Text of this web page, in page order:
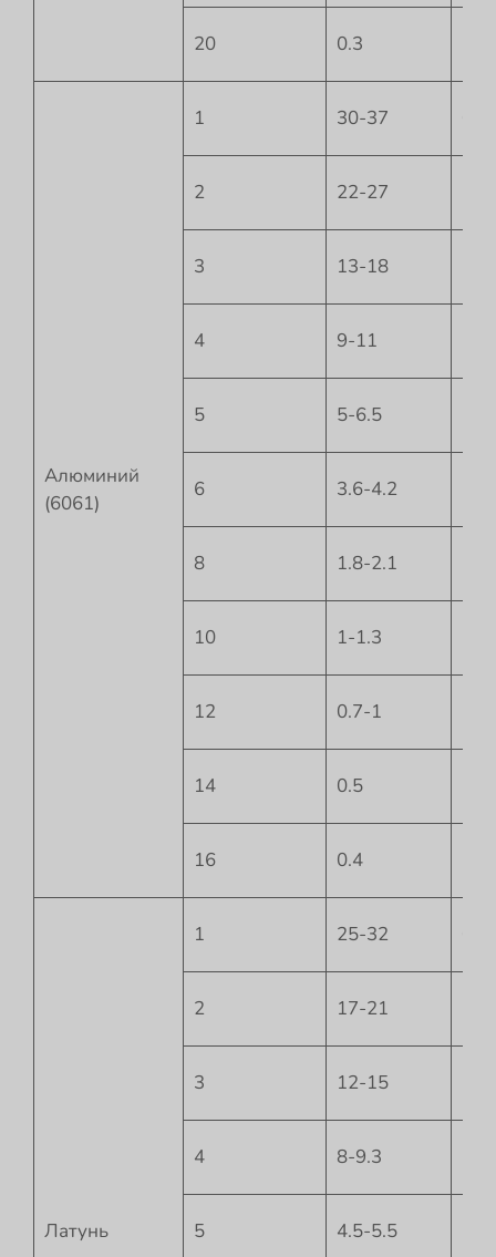
20 0.3
Алюминий
(6061)
1 30-37
2 22-27
3 13-18
4 9-11
5 5-6.5
6 3.6-4.2
8 1.8-2.1
10 1-1.3
12 0.7-1
14 0.5
16 0.4
Латунь
1 25-32
2 17-21
3 12-15
4 8-9.3
5 4.5-5.5